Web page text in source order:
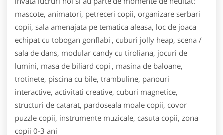
mascote, animatori, petreceri copii, organizare serbari
copii, sala amenajata pe tematica aleasa, loc de joaca
echipat cu tobogan gonflabil, cuburi jolly heap, scena /
sala de dans, modular candy cu tiroliana, jocuri de
lumini, masa de biliard copii, masina de baloane,
trotinete, piscina cu bile, trambuline, panouri
interactive, activitati creative, cuburi magnetice,
structuri de catarat, pardoseala moale copii, covor
puzzle copii, instrumente muzicale, casuta copii, zona
copii 0-3 ani